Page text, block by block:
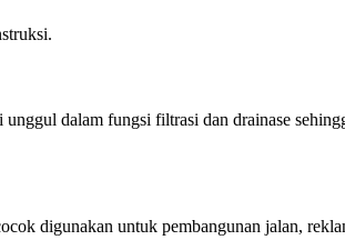
dalam fungsi filtrasi dan drainase
digunakan untuk pembangunan jalan,